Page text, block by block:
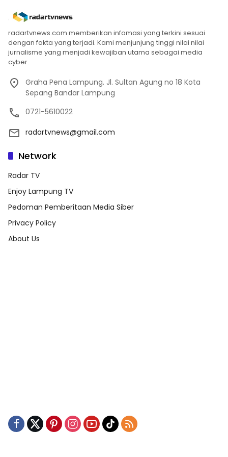
radartvnews.com memberikan infomasi yang terkini sesuai
dengan fakta yang terjadi. Kami menjunjung tinggi nilai nilai
jurnalisme yang menjadi kewajiban utama sebagai media
cyber.
Graha Pena Lampung. Jl. Sultan Agung no 18 Kota
Sepang Bandar Lampung
0721-5610022
radartvnews@gmail.com
Network
Radar TV
Enjoy Lampung TV
Pedoman Pemberitaan Media Siber
Privacy Policy
About Us